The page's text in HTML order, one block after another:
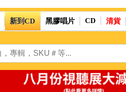
新到CD 黑膠唱片 CD 清貨